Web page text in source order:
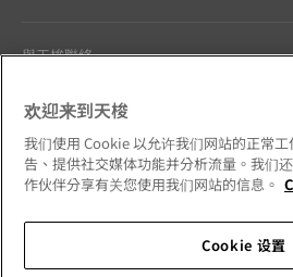
與天梭聯絡
Our commitments
欢迎来到天梭
我们使用 Cookie 以允许我们网站的正常
告、提供社交媒体功能并分析流量。我们
作伙伴分享有关您使用我们网站的信息。
Cookie 设置